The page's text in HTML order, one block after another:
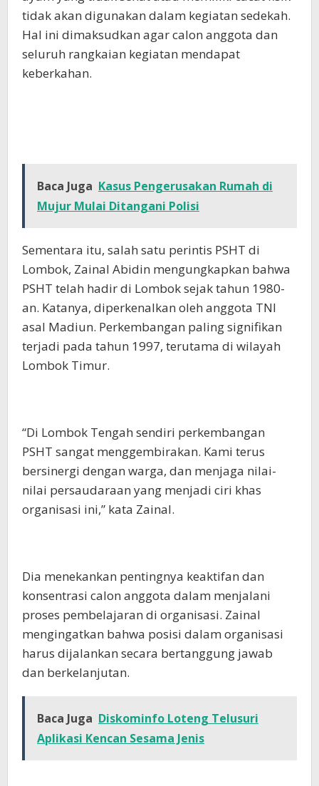
tidak akan digunakan dalam kegiatan sedekah.
Hal ini dimaksudkan agar calon anggota dan
seluruh rangkaian kegiatan mendapat
keberkahan.
Baca Juga Kasus Pengerusakan Rumah di
Mujur Mulai Ditangani Polisi
Sementara itu, salah satu perintis PSHT di
Lombok, Zainal Abidin mengungkapkan bahwa
PSHT telah hadir di Lombok sejak tahun 1980-
an. Katanya, diperkenalkan oleh anggota TNI
asal Madiun. Perkembangan paling signifikan
terjadi pada tahun 1997, terutama di wilayah
Lombok Timur.
“Di Lombok Tengah sendiri perkembangan
PSHT sangat menggembirakan. Kami terus
bersinergi dengan warga, dan menjaga nilai-
nilai persaudaraan yang menjadi ciri khas
organisasi ini,” kata Zainal.
Dia menekankan pentingnya keaktifan dan
konsentrasi calon anggota dalam menjalani
proses pembelajaran di organisasi. Zainal
mengingatkan bahwa posisi dalam organisasi
harus dijalankan secara bertanggung jawab
dan berkelanjutan.
Baca Juga Diskominfo Loteng Telusuri
Aplikasi Kencan Sesama Jenis